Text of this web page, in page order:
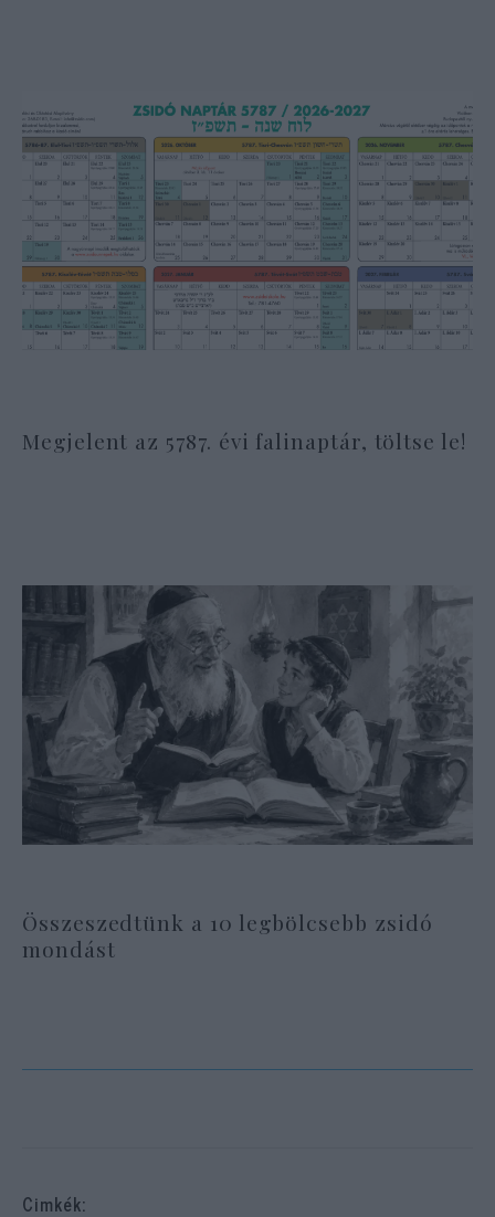
Megjelent az 5787. évi falinaptár, töltse le!
Összeszedtünk a 10 legbölcsebb zsidó
mondást
Cimkék: